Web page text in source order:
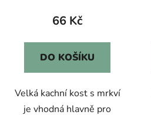
66 Kč
DO KOŠÍKU
Velká kachní kost s mrkví
je vhodná hlavně pro